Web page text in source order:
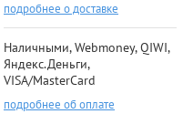
подробнее о доставке
Наличными, Webmoney, QIWI,
Яндекс.Деньги,
VISA/MasterCard
подробнее об оплате